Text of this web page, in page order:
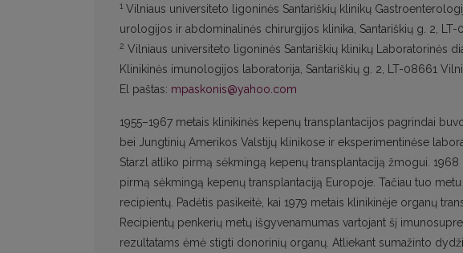
1 Vilniaus universiteto ligoninės Santariškių klinikų
urologijos ir abdominalinės chirurgijos klinika, Santariškių g. 2, LT-
2 Vilniaus universiteto ligoninės Santariškių klinikų Laboratorinės
Klinikinės imunologijos laboratorija, Santariškių g. 2, LT-08661
El paštas: mpaskonis@yahoo.com
1955–1967 metais klinikinės kepenų transplantacijos pagrindai
bei Jungtinių Amerikos Valstijų klinikose ir eksperimentinėse
Starzl atliko pirmą sėkmingą kepenų transplantaciją žmogui.
pirmą sėkmingą kepenų transplantaciją Europoje. Tačiau tuo
recipientų. Padėtis pasikeitė, kai 1979 metais klinikinėje organų
Recipientų penkerių metų išgyvenamumas vartojant šį
rezultatams ėmė stigti donorinių organų. Atliekant sumažinto